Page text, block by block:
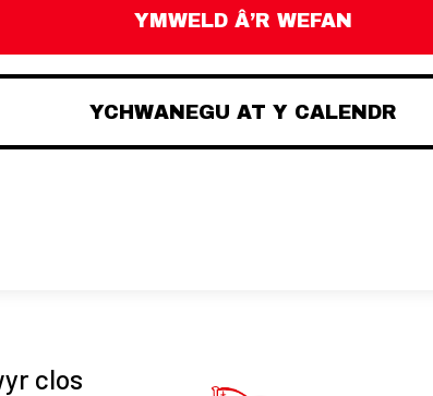
YMWELD Â’R WEFAN
YCHWANEGU AT Y CALENDR
clos